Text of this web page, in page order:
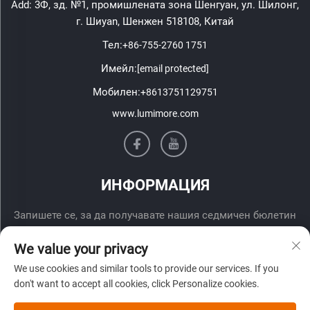
Add: 3Ф, зд. №1, промишлената зона Шенгуан, ул. Шилонг,
г. Шиyan, Шенжен 518108, Китай
Тел:+86-755-2760 1751
Имейл:[email protected]
Мобилен:+8613751129751
www.lumimore.com
ИНФОРМАЦИЯ
Запишете се, за да получавате нашия седмичен бюлетин
We value your privacy
We use cookies and similar tools to provide our services. If you
don't want to accept all cookies, click Personalize cookies.